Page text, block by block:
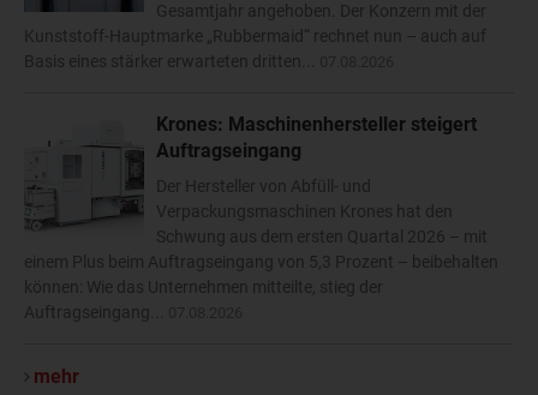
Gesamtjahr angehoben. Der Konzern mit der
Kunststoff-Hauptmarke „Rubbermaid“ rechnet nun – auch auf
Basis eines stärker erwarteten dritten...
Krones: Maschinenhersteller steigert
Auftragseingang
Der Hersteller von Abfüll- und
Verpackungsmaschinen Krones hat den
Schwung aus dem ersten Quartal 2026 – mit
einem Plus beim Auftragseingang von 5,3 Prozent – beibehalten
können: Wie das Unternehmen mitteilte, stieg der
Auftragseingang...
mehr